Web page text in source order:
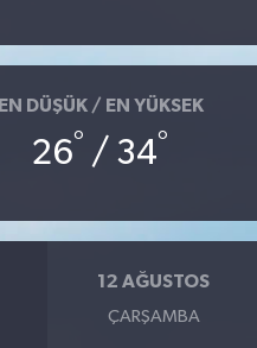
EN DÜŞÜK / EN YÜKSEK
26° / 34°
12 AĞUSTOS
ÇARŞAMBA